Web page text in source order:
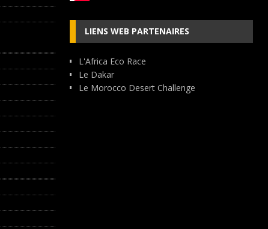
LIENS WEB PARTENAIRES
L'Africa Eco Race
Le Dakar
Le Morocco Desert Challenge